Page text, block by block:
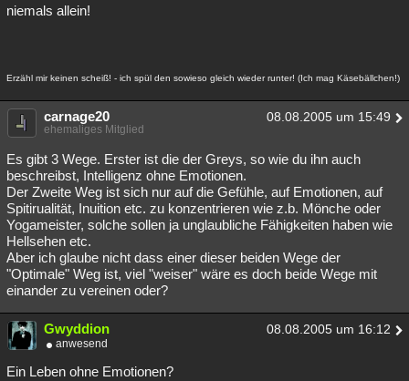
niemals allein!
Erzähl mir keinen scheiß! - ich spül den sowieso gleich wieder runter! (Ich mag Käsebällchen!)
carnage20 08.08.2005 um 15:49
ehemaliges Mitglied
Es gibt 3 Wege. Erster ist die der Greys, so wie du ihn auch
beschreibst, Intelligenz ohne Emotionen.
Der Zweite Weg ist sich nur auf die Gefühle, auf Emotionen, auf
Spitirualität, Inuition etc. zu konzentrieren wie z.b. Mönche oder
Yogameister, solche sollen ja unglaubliche Fähigkeiten haben wie
Hellsehen etc.
Aber ich glaube nicht dass einer dieser beiden Wege der
"Optimale" Weg ist, viel "weiser" wäre es doch beide Wege mit
einander zu vereinen oder?
Gwyddion 08.08.2005 um 16:12
anwesend
Ein Leben ohne Emotionen?